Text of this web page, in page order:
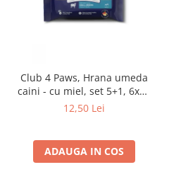
Club 4 Paws, Hrana umeda
caini - cu miel, set 5+1, 6x80
g
12,50 Lei
ADAUGA IN COS